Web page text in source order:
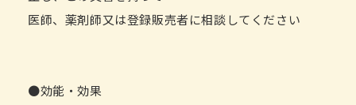
医師、薬剤師又は登録販売者に相談してください
●効能・効果